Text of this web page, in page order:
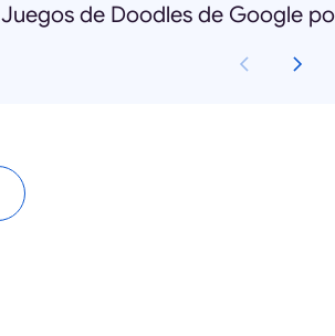
Juegos de Doodles de Google